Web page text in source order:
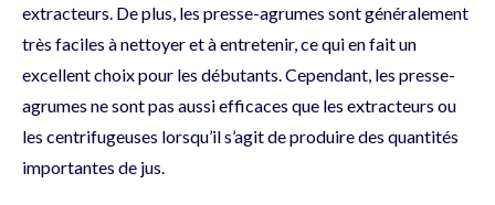
extracteurs. De plus, les presse-agrumes sont généralement
très faciles à nettoyer et à entretenir, ce qui en fait un
excellent choix pour les débutants. Cependant, les presse-
agrumes ne sont pas aussi efficaces que les extracteurs ou
les centrifugeuses lorsqu’il s’agit de produire des quantités
importantes de jus.